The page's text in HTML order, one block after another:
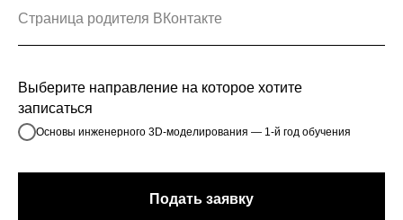
Страница родителя ВКонтакте
Выберите направление на которое хотите
записаться
Основы инженерного 3D-моделирования — 1-й год обучения
Подать заявку